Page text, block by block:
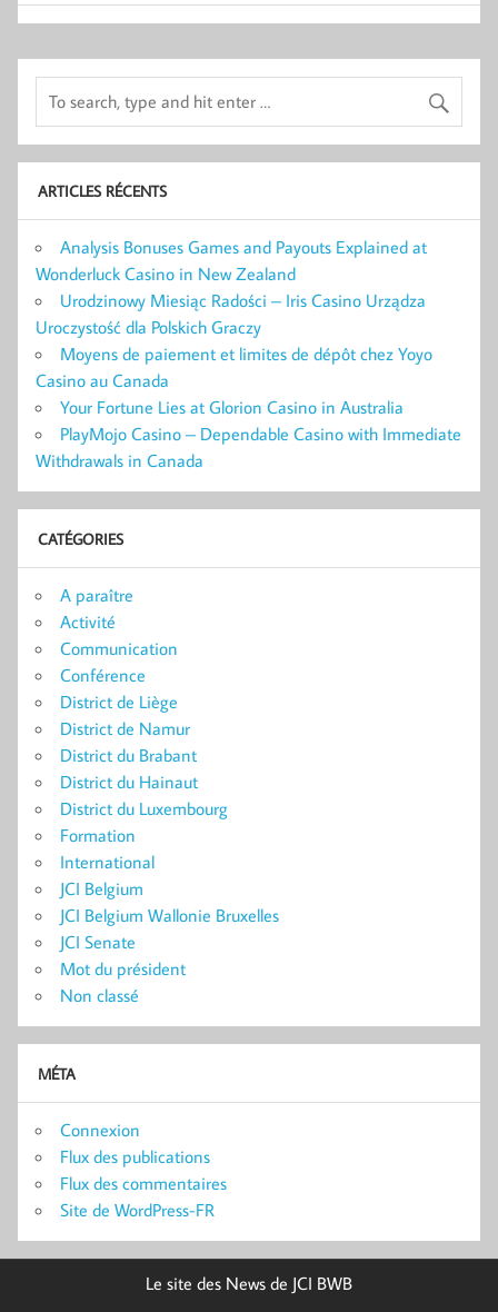
ARTICLES RÉCENTS
Analysis Bonuses Games and Payouts Explained at
Wonderluck Casino in New Zealand
Urodzinowy Miesiąc Radości – Iris Casino Urządza
Uroczystość dla Polskich Graczy
Moyens de paiement et limites de dépôt chez Yoyo
Casino au Canada
Your Fortune Lies at Glorion Casino in Australia
PlayMojo Casino – Dependable Casino with Immediate
Withdrawals in Canada
CATÉGORIES
A paraître
Activité
Communication
Conférence
District de Liège
District de Namur
District du Brabant
District du Hainaut
District du Luxembourg
Formation
International
JCI Belgium
JCI Belgium Wallonie Bruxelles
JCI Senate
Mot du président
Non classé
MÉTA
Connexion
Flux des publications
Flux des commentaires
Site de WordPress-FR
Le site des News de JCI BWB